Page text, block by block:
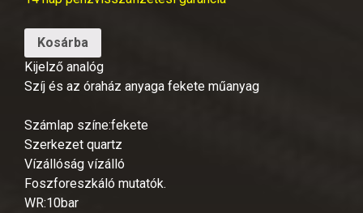
Kosárba
Kijelző analóg
Szíj és az óraház anyaga fekete műanyag
Számlap színe:fekete
Szerkezet quartz
Vízállóság vízálló
Foszforeszkáló mutatók.
WR:10bar